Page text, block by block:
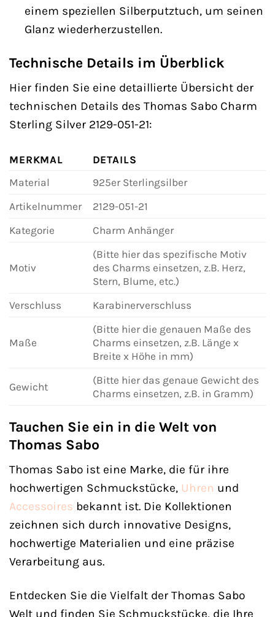
einem speziellen Silberputztuch, um seinen
Glanz wiederherzustellen.
Technische Details im Überblick
Hier finden Sie eine detaillierte Übersicht der
technischen Details des Thomas Sabo Charm
Sterling Silver 2129-051-21:
MERKMAL
DETAILS
Material
925er Sterlingsilber
Artikelnummer
2129-051-21
Kategorie
Charm Anhänger
Motiv
(Bitte hier das spezifische Motiv
des Charms einsetzen, z.B. Herz,
Stern, Blume, etc.)
Verschluss
Karabinerverschluss
Maße
(Bitte hier die genauen Maße des
Charms einsetzen, z.B. Länge x
Breite x Höhe in mm)
Gewicht
(Bitte hier das genaue Gewicht des
Charms einsetzen, z.B. in Gramm)
Tauchen Sie ein in die Welt von
Thomas Sabo
Thomas Sabo ist eine Marke, die für ihre
hochwertigen Schmuckstücke, Uhren und
Accessoires bekannt ist. Die Kollektionen
zeichnen sich durch innovative Designs,
hochwertige Materialien und eine präzise
Verarbeitung aus.
Entdecken Sie die Vielfalt der Thomas Sabo
Welt und finden Sie Schmuckstücke, die Ihre